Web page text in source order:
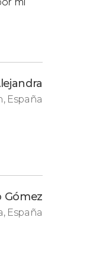
España
Gómez
España